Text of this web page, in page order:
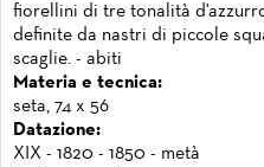
fiorellini di tre tonalità
definite da nastri di piccole
scaglie. - abiti
Materia e tecnica:
seta, 74 x 56
Datazione:
XIX - 1820 - 1850 - metà